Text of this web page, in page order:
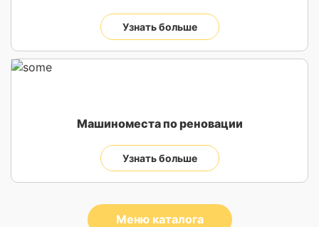
Узнать больше
Машиноместа по реновации
Узнать больше
Меню каталога